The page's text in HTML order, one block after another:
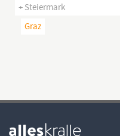
+ Steiermark
Graz